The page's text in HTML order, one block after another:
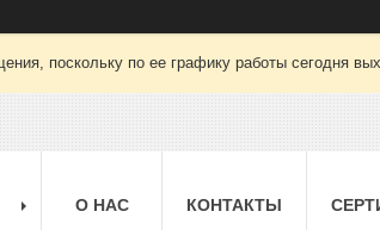
поскольку по ее графику работы сегодня
О НАС КОНТАКТЫ